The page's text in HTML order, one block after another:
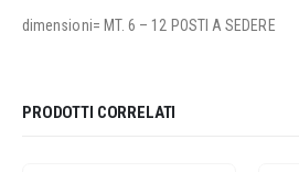
dimensioni= MT. 6 – 12 POSTI A SEDERE
PRODOTTI CORRELATI